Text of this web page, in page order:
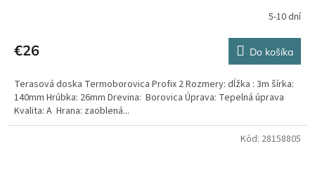
5-10 dní
€26 Do košíka
Terasová doska Termoborovica Profix 2 Rozmery: dĺžka : 3m šírka:
140mm Hrúbka: 26mm Drevina: Borovica Úprava: Tepelná úprava
Kvalita: A Hrana: zaoblená...
Kód: 28158805